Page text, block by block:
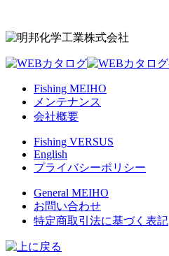
Fishing MEIHO
メンテナンス
会社概要
Fishing VERSUS
English
プライバシーポリシー
General MEIHO
お問い合わせ
特定商取引法に基づく表記